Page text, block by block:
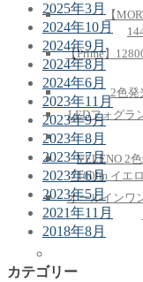
【
【Prime】
2色発
LEDフォグラ
VELENO 2
7100lm イエ
オールインワ
2025年3月
2024年10月
2024年9月
2024年8月
2024年6月
2023年11月
2023年9月
2023年8月
2023年7月
2023年6月
2023年5月
2021年11月
2018年8月
カテゴリー